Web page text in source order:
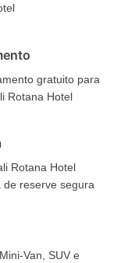
gratuito para
Rotana Hotel
Rotana Hotel
reserve segura
Van, SUV e